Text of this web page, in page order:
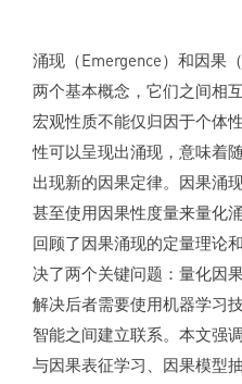
涌现（Emergence）和因果
两个基本概念，它们之间相
宏观性质不能仅归因于个体
性可以呈现出涌现，意味着
出现新的因果定律。因果涌
甚至使用因果性度量来量化
回顾了因果涌现的定量理论
决了两个关键问题：量化因
解决后者需要使用机器学习
智能之间建立联系。本文强
与因果表征学习、因果模型